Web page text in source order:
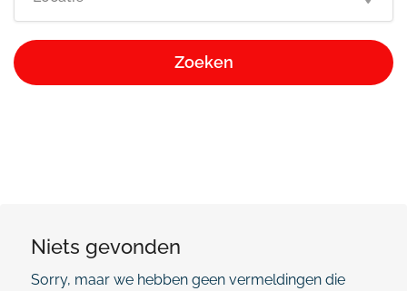
Zoeken
Niets gevonden
Sorry, maar we hebben geen vermeldingen die